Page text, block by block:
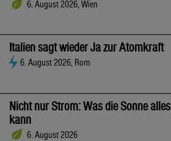
6. August 2026, Wien
Italien sagt wieder Ja zur Atomkraft
6. August 2026, Rom
Nicht nur Strom: Was die Sonne alles
kann
6. August 2026